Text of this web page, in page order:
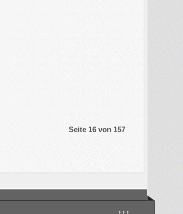
Seite 16 von 157